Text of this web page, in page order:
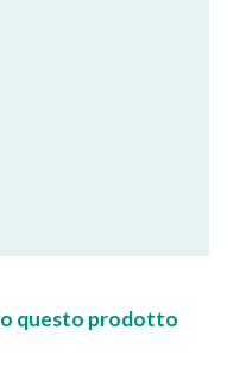
questo prodotto